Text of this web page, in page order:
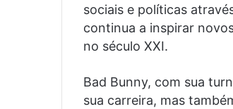
sociais e políticas
continua a inspirar
no século XXI.
Bad Bunny, com sua
sua carreira, mas